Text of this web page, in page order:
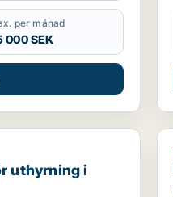
per månad
000 SEK
i Södermalm
uthyrning i